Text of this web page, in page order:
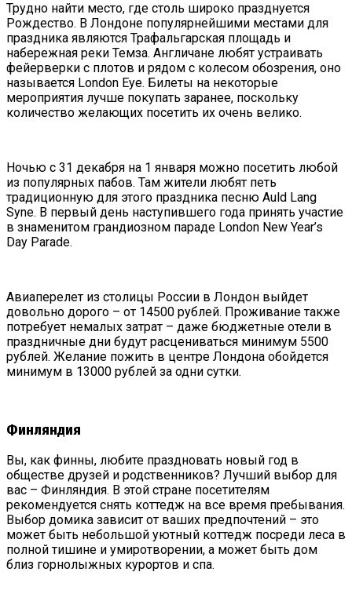
Трудно найти место, где столь широко празднуется
Рождество. В Лондоне популярнейшими местами для
праздника являются Трафальгарская площадь и
набережная реки Темза. Англичане любят устраивать
фейерверки с плотов и рядом с колесом обозрения, оно
называется London Eye. Билеты на некоторые
мероприятия лучше покупать заранее, поскольку
количество желающих посетить их очень велико.
Ночью с 31 декабря на 1 января можно посетить любой
из популярных пабов. Там жители любят петь
традиционную для этого праздника песню Auld Lang
Syne. В первый день наступившего года принять участие
в знаменитом грандиозном параде London New Year’s
Day Parade.
Авиаперелет из столицы России в Лондон выйдет
довольно дорого – от 14500 рублей. Проживание также
потребует немалых затрат – даже бюджетные отели в
праздничные дни будут расцениваться минимум 5500
рублей. Желание пожить в центре Лондона обойдется
минимум в 13000 рублей за одни сутки.
Финляндия
Вы, как финны, любите праздновать новый год в
обществе друзей и родственников? Лучший выбор для
вас – Финляндия. В этой стране посетителям
рекомендуется снять коттедж на все время пребывания.
Выбор домика зависит от ваших предпочтений – это
может быть небольшой уютный коттедж посреди леса в
полной тишине и умиротворении, а может быть дом
близ горнолыжных курортов и спа.